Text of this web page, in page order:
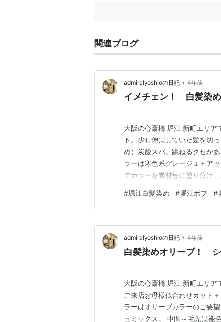
関連ブログ
admiralyoshioの日記 • 4年前
イメチェン！ 白髪染
大阪の心斎橋 堀江 新町エリア
ト。少し伸ばしていた髪を切
め）炭酸スパ。跳ねるクセが
ラーは寒色系グレージュ＋ア
でカラーを素材毎に塗り分け
す。。。。。。。。。。。 ア
髪染め/ショートカット心斎橋
#堀江白髪染め #堀江ボブ #
admiralyoshioの日記 • 4年前
白髪染めオリーブ！
大阪の心斎橋 堀江 新町エリア
ご来店お母様似合わせカット
ラーはオリーブカラーのご要
ュミックス。 中間～毛先は褪